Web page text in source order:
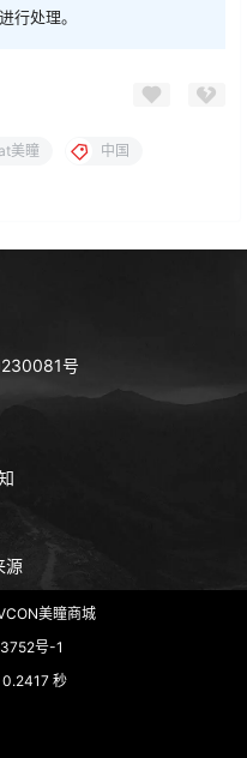
行处理。
美瞳 中国
号
源
美瞳商城
号-1
0.2417 秒